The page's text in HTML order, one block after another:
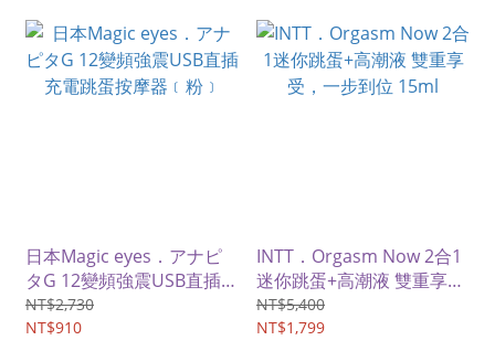
日本Magic eyes．アナピ
タG 12變頻強震USB直插充
電跳蛋按摩器﹝粉﹞
NT$2,730
NT$910
INTT．Orgasm Now 2合1
迷你跳蛋+高潮液 雙重享
受，一步到位 15ml
NT$5,400
NT$1,799